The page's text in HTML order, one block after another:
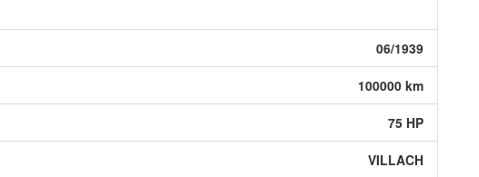
06/1939
100000 km
75 HP
VILLACH